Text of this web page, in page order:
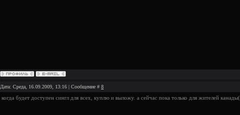
Дата: Среда, 16.09.2009, 13:16 | Сообщение # 8
когда будет доступен сингл для всех, куплю и выложу. а сейчас пока только для жителей канады(